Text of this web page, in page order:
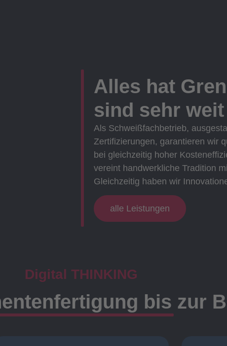
Alles hat
sind sehr
Als Schweißfachbetrieb,
Zertifizierungen, garantieren wir
bei gleichzeitig hoher
vereint handwerkliche Tradition
Gleichzeitig haben wir
alle Leistungen
Digital THINKING
bis zur